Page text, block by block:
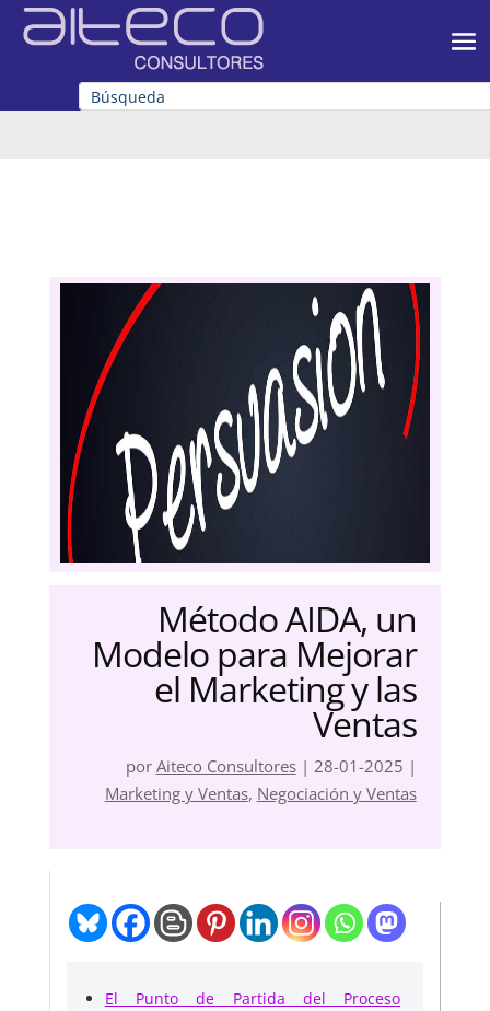
Método AIDA, un
Modelo para Mejorar
el Marketing y las
Ventas
por Aiteco Consultores| 28-01-2025 |
Marketing y Ventas, Negociación y Ventas
El Punto de Partida del Proceso